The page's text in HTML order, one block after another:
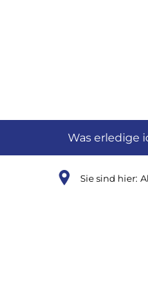
Was erledige
Sie sind hier: